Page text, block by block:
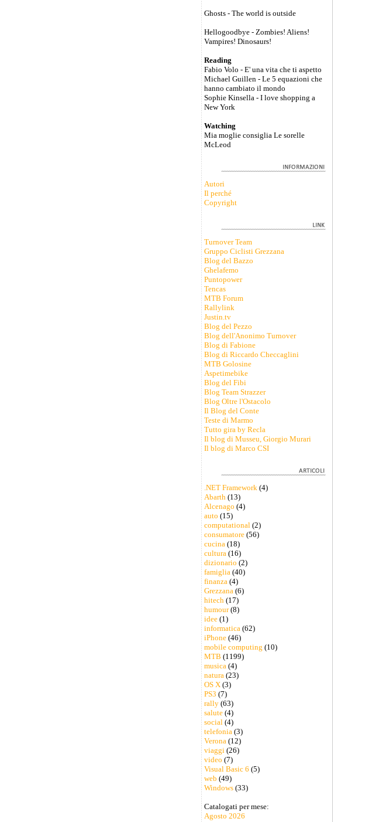
Ghosts - The world is outside
Hellogoodbye - Zombies! Aliens!
Vampires! Dinosaurs!
Reading
Fabio Volo - E' una vita che ti aspetto
Michael Guillen - Le 5 equazioni che
hanno cambiato il mondo
Sophie Kinsella - I love shopping a
New York
Watching
Mia moglie consiglia Le sorelle
McLeod
Autori
Il perché
Copyright
Turnover Team
Gruppo Ciclisti Grezzana
Blog del Bazzo
Ghelafemo
Puntopower
Tencas
MTB Forum
Rallylink
Justin.tv
Blog del Pezzo
Blog dell'Anonimo Turnover
Blog di Fabione
Blog di Riccardo Checcaglini
MTB Golosine
Aspetimebike
Blog del Fibi
Blog Team Strazzer
Blog Oltre l'Ostacolo
Il Blog del Conte
Teste di Marmo
Tutto gira by Recla
Il blog di Musseu, Giorgio Murari
Il blog di Marco CSI
.NET Framework(4)
Abarth(13)
Alcenago (4)
auto (15)
computational(2)
consumatore(56)
cucina(18)
cultura(16)
dizionario (2)
famiglia(40)
finanza(4)
Grezzana(6)
hitech(17)
humour(8)
idee(1)
informatica(62)
iPhone(46)
mobile computing (10)
MTB (1199)
musica(4)
natura(23)
OS X(3)
PS3 (7)
rally(63)
salute(4)
social(4)
telefonia(3)
Verona(12)
viaggi(26)
video (7)
Visual Basic 6 (5)
web (49)
Windows(33)
Catalogati per mese:
Agosto 2026